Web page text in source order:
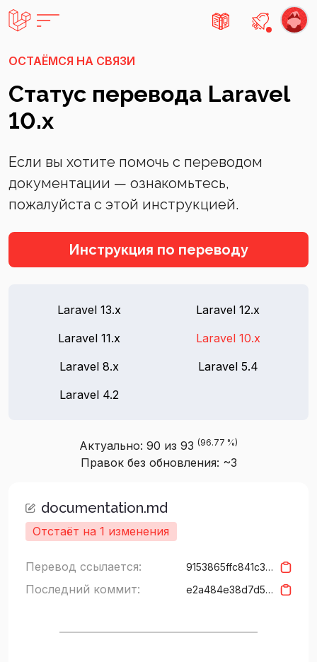
Есть не
ОСТАЁМСЯ НА СВЯЗИ
Статус перевода Laravel
10.x
Если вы хотите помочь с переводом
документации — ознакомьтесь,
пожалуйста с этой инструкцией.
Инструкция по переводу
Laravel 13.x
Laravel 12.x
Laravel 11.x
Laravel 10.x
Laravel 8.x
Laravel 5.4
Laravel 4.2
Актуально: 90 из 93 (96.77 %)
Правок без обновления: ~3
documentation.md
Отстаёт на 1 изменения
Перевод ссылается: 9153865ffc841c33b8f1a3225e43ad7d0424a9d7
Последний коммит: e2a484e38d7d54a48ee68305408563663987ea58